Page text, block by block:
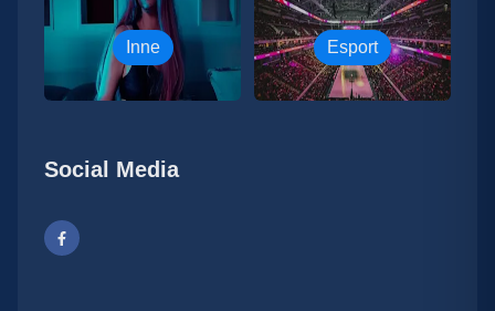
Inne Esport
Social Media